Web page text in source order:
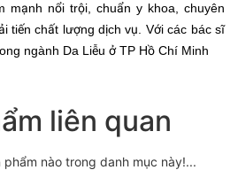
mạnh nổi trội, chuẩn y khoa, chuyên
tiến chất lượng dịch vụ. Với các bác sĩ
ngành Da Liễu ở TP Hồ Chí Minh
liên quan
phẩm nào trong danh mục này!...